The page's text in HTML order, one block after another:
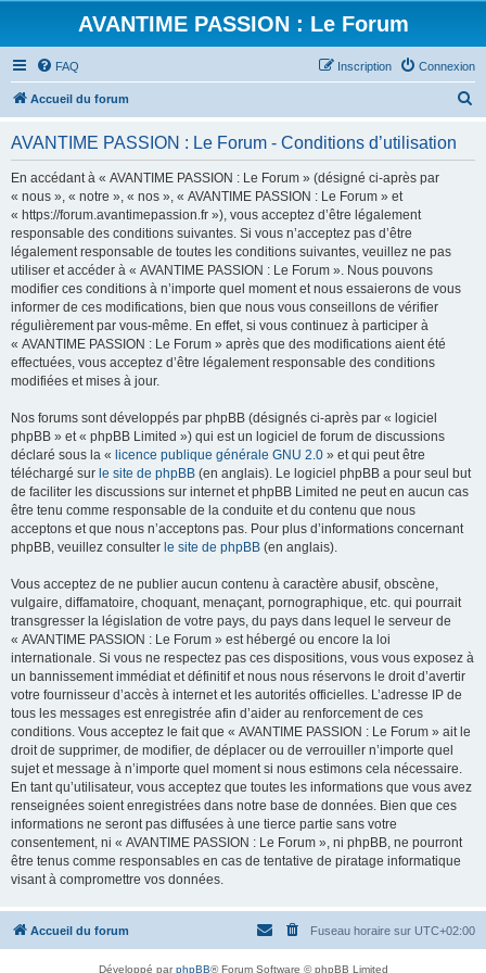
AVANTIME PASSION : Le Forum
FAQ Connexion
Inscription
Accueil du forum
AVANTIME PASSION : Le Forum - Conditions d’utilisation
En accédant à « AVANTIME PASSION : Le Forum » (désigné ci-après par
« nous », « notre », « nos », « AVANTIME PASSION : Le Forum » et
« https://forum.avantimepassion.fr »), vous acceptez d’être légalement
responsable des conditions suivantes. Si vous n’acceptez pas d’être
légalement responsable de toutes les conditions suivantes, veuillez ne pas
utiliser et accéder à « AVANTIME PASSION : Le Forum ». Nous pouvons
modifier ces conditions à n’importe quel moment et nous essaierons de vous
informer de ces modifications, bien que nous vous conseillons de vérifier
régulièrement par vous-même. En effet, si vous continuez à participer à
« AVANTIME PASSION : Le Forum » après que des modifications aient été
effectuées, vous acceptez d’être légalement responsable des conditions
modifiées et mises à jour.
Nos forums sont développés par phpBB (désignés ci-après par « logiciel
phpBB » et « phpBB Limited ») qui est un logiciel de forum de discussions
déclaré sous la « licence publique générale GNU 2.0 » et qui peut être
téléchargé sur le site de phpBB (en anglais). Le logiciel phpBB a pour seul but
de faciliter les discussions sur internet et phpBB Limited ne peut en aucun cas
être tenu comme responsable de la conduite et du contenu que nous
acceptons et que nous n’acceptons pas. Pour plus d’informations concernant
phpBB, veuillez consulter le site de phpBB (en anglais).
Vous acceptez de ne publier aucun contenu à caractère abusif, obscène,
vulgaire, diffamatoire, choquant, menaçant, pornographique, etc. qui pourrait
transgresser la législation de votre pays, du pays dans lequel le serveur de
« AVANTIME PASSION : Le Forum » est hébergé ou encore la loi
internationale. Si vous ne respectez pas ces dispositions, vous vous exposez à
un bannissement immédiat et définitif et nous nous réservons le droit d’avertir
votre fournisseur d’accès à internet et les autorités officielles. L’adresse IP de
tous les messages est enregistrée afin d’aider au renforcement de ces
conditions. Vous acceptez le fait que « AVANTIME PASSION : Le Forum » ait le
droit de supprimer, de modifier, de déplacer ou de verrouiller n’importe quel
sujet et message à n’importe quel moment si nous estimons cela nécessaire.
En tant qu’utilisateur, vous acceptez que toutes les informations que vous avez
renseignées soient enregistrées dans notre base de données. Bien que ces
informations ne seront pas diffusées à une tierce partie sans votre
consentement, ni « AVANTIME PASSION : Le Forum », ni phpBB, ne pourront
être tenus comme responsables en cas de tentative de piratage informatique
visant à compromettre vos données.
Accueil du forum Fuseau horaire sur UTC+02:00
Développé parphpBB® Forum Software © phpBB Limited